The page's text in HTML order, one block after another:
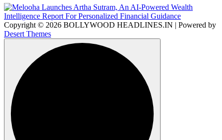
Copyright © 2026 BOLLYWOOD HEADLINES.IN | Powered by
Desert Themes